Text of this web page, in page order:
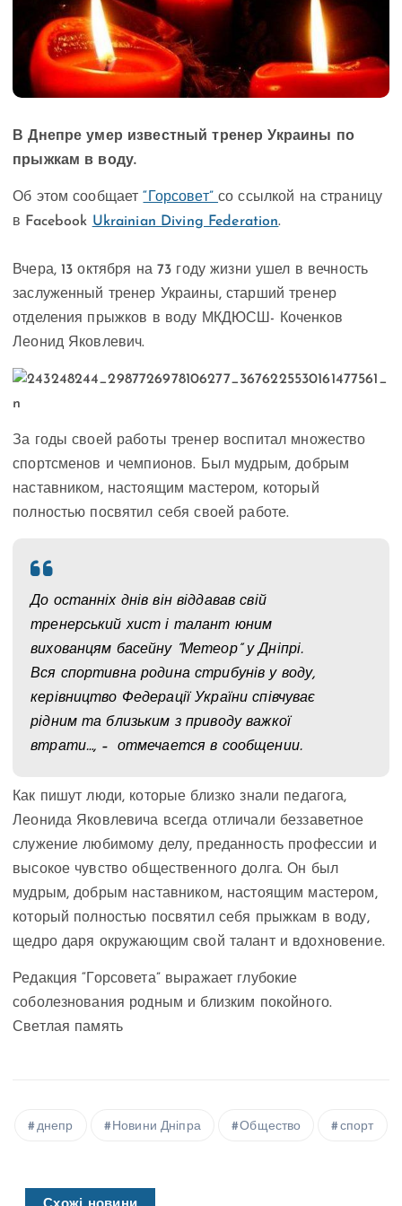
В Днепре умер известный тренер Украины по
прыжкам в воду.
Об этом сообщает“Горсовет”со ссылкой на страницу
в Facebook Ukrainian Diving Federation.
Вчера, 13 октября на 73 году жизни ушел в вечность
заслуженный тренер Украины, старший тренер
отделения прыжков в воду МКДЮСШ- Коченков
Леонид Яковлевич.
За годы своей работы тренер воспитал множество
спортсменов и чемпионов. Был мудрым, добрым
наставником, настоящим мастером, который
полностью посвятил себя своей работе.
До останніх днів він віддавав свій
тренерський хист і талант юним
вихованцям басейну “Метеор” у Дніпрі.
Вся спортивна родина стрибунів у воду,
керівництво Федерації України співчуває
рідним та близьким з приводу важкої
втрати…, – отмечается в сообщении.
Как пишут люди, которые близко знали педагога,
Леонида Яковлевича всегда отличали беззаветное
служение любимому делу, преданность профессии и
высокое чувство общественного долга. Он был
мудрым, добрым наставником, настоящим мастером,
который полностью посвятил себя прыжкам в воду,
щедро даря окружающим свой талант и вдохновение.
Редакция “Горсовета” выражает глубокие
соболезнования родным и близким покойного.
Светлая память
днепр Новини Дніпра Общество спорт